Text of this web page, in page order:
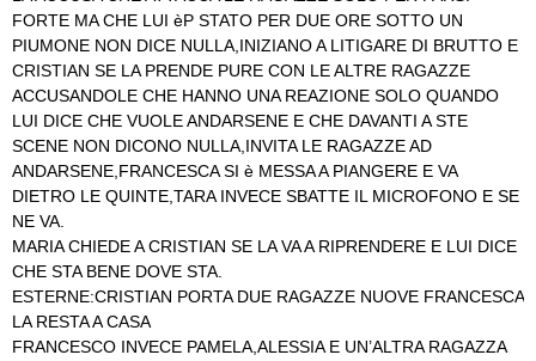
FORTE MA CHE LUI èP STATO PER DUE ORE SOTTO UN
PIUMONE NON DICE NULLA,INIZIANO A LITIGARE DI BRUTTO E
CRISTIAN SE LA PRENDE PURE CON LE ALTRE RAGAZZE
ACCUSANDOLE CHE HANNO UNA REAZIONE SOLO QUANDO
LUI DICE CHE VUOLE ANDARSENE E CHE DAVANTI A STE
SCENE NON DICONO NULLA,INVITA LE RAGAZZE AD
ANDARSENE,FRANCESCA SI è MESSA A PIANGERE E VA
DIETRO LE QUINTE,TARA INVECE SBATTE IL MICROFONO E SE
NE VA.
MARIA CHIEDE A CRISTIAN SE LA VA A RIPRENDERE E LUI DICE
CHE STA BENE DOVE STA.
ESTERNE:CRISTIAN PORTA DUE RAGAZZE NUOVE FRANCESCA
LA RESTA A CASA
FRANCESCO INVECE PAMELA,ALESSIA E UN’ALTRA RAGAZZA